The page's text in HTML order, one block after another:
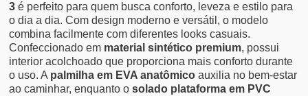
3 é perfeito para quem busca conforto, leveza e estilo para
o dia a dia. Com design moderno e versátil, o modelo
combina facilmente com diferentes looks casuais.
Confeccionado em material sintético premium, possui
interior acolchoado que proporciona mais conforto durante
o uso. A palmilha em EVA anatômico auxilia no bem-estar
ao caminhar, enquanto osolado plataforma em PVC